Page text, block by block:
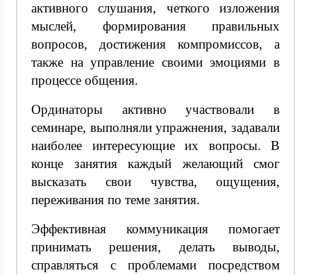
активного слушания, четкого изложения
мыслей, формирования правильных
вопросов, достижения компромиссов, а
также на управление своими эмоциями в
процессе общения.
Ординаторы активно участвовали в
семинаре, выполняли упражнения, задавали
наиболее интересующие их вопросы. В
конце занятия каждый желающий смог
высказать свои чувства, ощущения,
переживания по теме занятия.
Эффективная коммуникация помогает
принимать решения, делать выводы,
справляться с проблемами посредством